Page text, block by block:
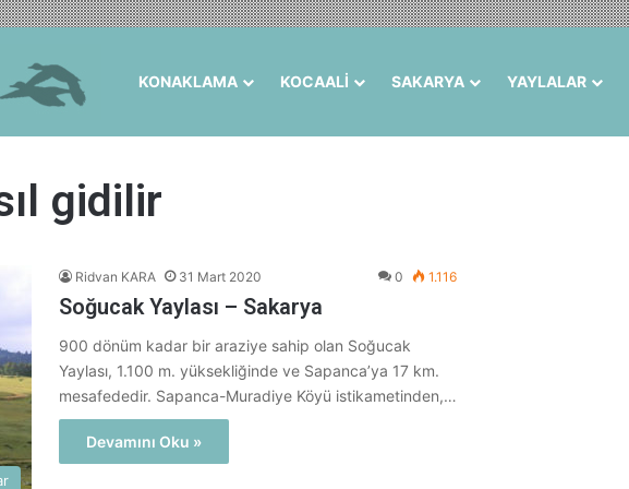
KONAKLAMA KOCAALİ SAKARYA YAYLALAR
gidilir
Ridvan KARA 31 Mart 2020 0 1.116
Soğucak Yaylası – Sakarya
900 dönüm kadar bir araziye sahip olan Soğucak
Yaylası, 1.100 m. yüksekliğinde ve Sapanca’ya 17 km.
mesafededir. Sapanca-Muradiye Köyü istikametinden,…
Devamını Oku »